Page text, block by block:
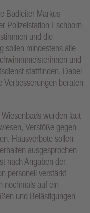
Badleiter Markus
Polizeistation Eschborn
und die
sollen mindestens alle
und
stattfinden. Dabei
Verbesserungen beraten
wurden laut
Verstöße gegen
Hausverbote sollen
ausgesprochen
nach Angaben der
personell verstärkt
nochmals auf ein
und Belästigungen